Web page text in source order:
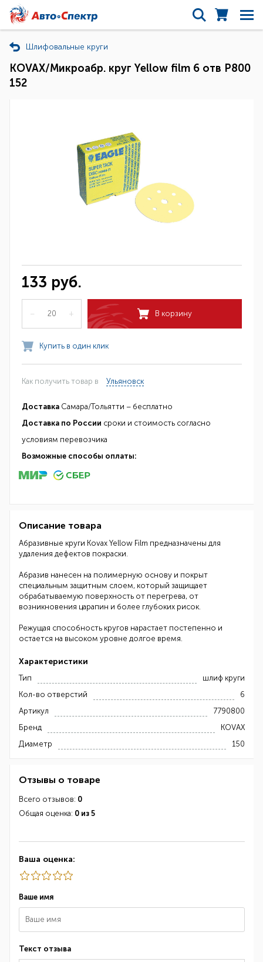
Шлифовальные круги
KOVAX/Микроабр. круг Yellow film 6 отв Р800
152
133 руб.
– + В корзину
Купить в один клик
Как получить товар в Ульяновск
Доставка Самара/Тольятти – бесплатно
Доставка по России сроки и стоимость согласно
условиям перевозчика
Возможные способы оплаты:
Описание товара
Абразивные круги Kovax Yellow Film предназначены для
удаления дефектов покраски.
Абразив нанесен на полимерную основу и покрыт
специальным защитным слоем, который защищает
обрабатываемую поверхность от перегрева, от
возникновения царапин и более глубоких рисок.
Режущая способность кругов нарастает постепенно и
остается на высоком уровне долгое время.
Характеристики
Тип
шлиф круги
Кол-во отверстий
6
Артикул
7790800
Бренд
KOVAX
Диаметр
150
Отзывы о товаре
Всего отзывов: 0
Общая оценка: 0 из 5
Ваша оценка:
Ваше имя
Текст отзыва